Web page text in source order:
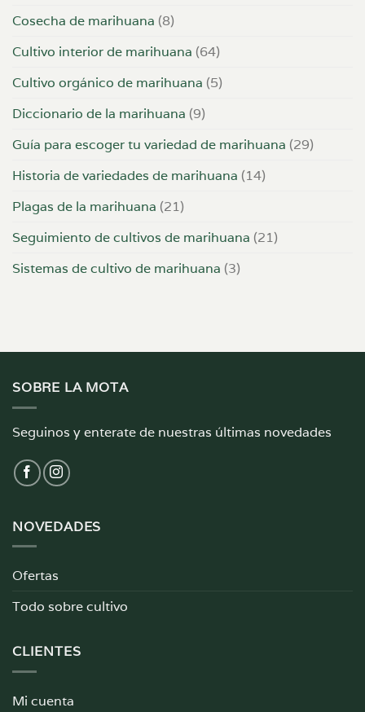
Cosecha de marihuana (8)
Cultivo interior de marihuana (64)
Cultivo orgánico de marihuana (5)
Diccionario de la marihuana (9)
Guía para escoger tu variedad de marihuana (29)
Historia de variedades de marihuana (14)
Plagas de la marihuana (21)
Seguimiento de cultivos de marihuana (21)
Sistemas de cultivo de marihuana (3)
SOBRE LA MOTA
Seguinos y enterate de nuestras últimas novedades
NOVEDADES
Ofertas
Todo sobre cultivo
CLIENTES
Mi cuenta